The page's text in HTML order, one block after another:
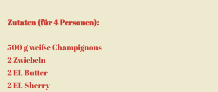
Zutaten (für 4 Personen):
500 g weiße Champignons
2 Zwiebeln
2 EL Butter
2 EL Sherry